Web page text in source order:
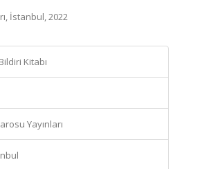
İstanbul, 2022
Kitabı
Yayınları